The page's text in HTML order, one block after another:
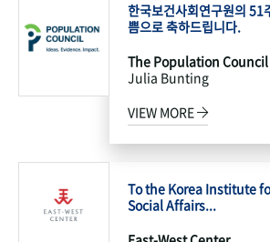
한국보건사회연구원의 51
쁨으로 축하드립니다.
The Population Council
Julia Bunting
VIEW MORE
To the Korea Institute
Social Affairs...